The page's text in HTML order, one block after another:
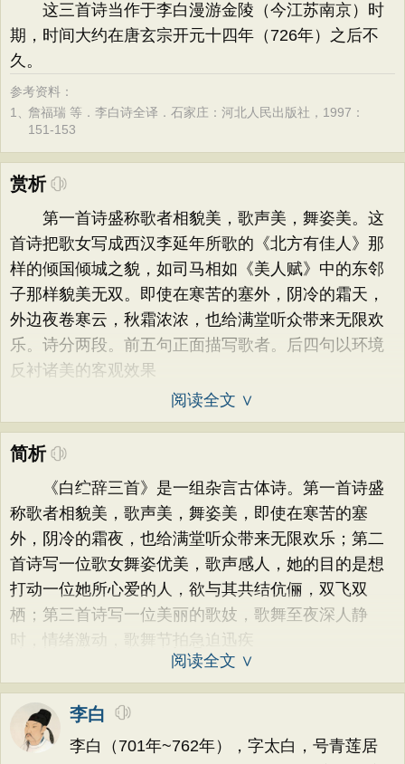
这三首诗当作于李白漫游金陵（今江苏南京）时
期，时间大约在唐玄宗开元十四年（726年）之后不
久。
参考资料：
1、詹福瑞 等．李白诗全译．石家庄：河北人民出版社，1997：
151-153
赏析
第一首诗盛称歌者相貌美，歌声美，舞姿美。这
首诗把歌女写成西汉李延年所歌的《北方有佳人》那
样的倾国倾城之貌，如司马相如《美人赋》中的东邻
子那样貌美无双。即使在寒苦的塞外，阴冷的霜天，
外边夜卷寒云，秋霜浓浓，也给满堂听众带来无限欢
乐。诗分两段。前五句正面描写歌者。后四句以环境
反衬诸美的客观效果
阅读全文 ∨
简析
《白纻辞三首》是一组杂言古体诗。第一首诗盛
称歌者相貌美，歌声美，舞姿美，即使在寒苦的塞
外，阴冷的霜夜，也给满堂听众带来无限欢乐；第二
首诗写一位歌女舞姿优美，歌声感人，她的目的是想
打动一位她所心爱的人，欲与其共结伉俪，双飞双
栖；第三首诗写一位美丽的歌妓，歌舞至夜深人静
时，情绪激动，歌舞节拍急迫迅疾
阅读全文 ∨
李白
李白（701年~762年），字太白，号青莲居